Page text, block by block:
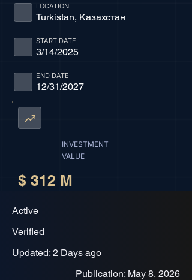
Turkistan, Казахстан
LOCATION
3/14/2025
START DATE
12/31/2027
END DATE
INVESTMENT
VALUE
$ 312 M
Active
Verified
Updated: 2 Days ago
Publication: May 8, 2026